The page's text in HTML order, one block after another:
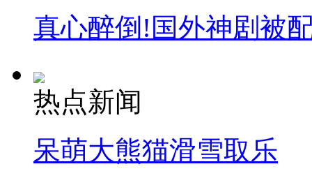
安徽一实载49人客车翻车
走！跟着总书记去植树
真心醉倒!国外神剧被
热点新闻
呆萌大熊猫滑雪取乐